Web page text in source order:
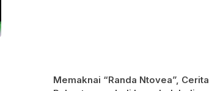
Memaknai “Randa Ntovea”, Cerita